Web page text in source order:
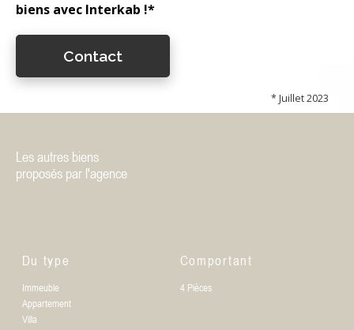
biens avec Interkab !*
Contact
* Juillet 2023
Les autres biens
proposés par l'agence
Du type
Immeuble
Appartement
Villa
Comportant
4 Pièces